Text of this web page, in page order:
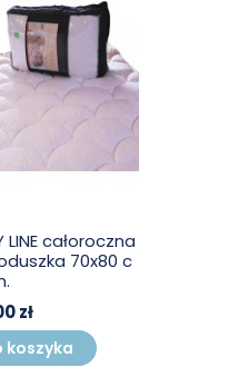
LINE całoroczna
70x80 c
zł
koszyka